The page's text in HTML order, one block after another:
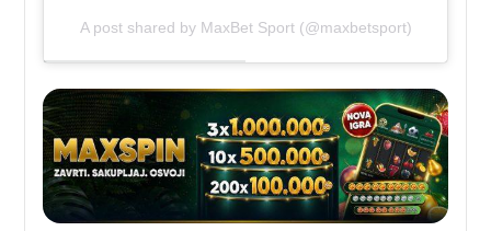
A post shared by MaxBet Sport (@maxbetsport)